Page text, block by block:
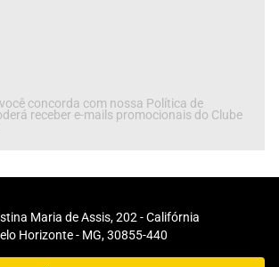
concorda com nossa Política de
receber e-mails promocionais do Clube
Maria de Assis, 202 - Califórnia
Horizonte - MG, 30855-440